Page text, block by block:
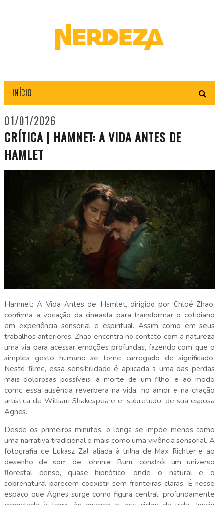
INÍCIO
01/01/2026
CRÍTICA | HAMNET: A VIDA ANTES DE
HAMLET
Hamnet: A Vida Antes de Hamlet, dirigido por Chloé Zhao,
confirma a vocação da cineasta para transformar o cotidiano
em experiência sensorial e espiritual. Assim como em seus
trabalhos anteriores, Zhao encontra no contato com a natureza
uma via para acessar emoções profundas, fazendo com que o
simples gesto humano se torne carregado de significado.
Neste filme, essa sensibilidade é aplicada a uma das perdas
mais dolorosas possíveis, a morte de um filho, e ao modo
como essa ausência reverbera na vida, no amor e na criação
artística de William Shakespeare e, sobretudo, de sua esposa
Agnes.
Desde os primeiros minutos, o longa se impõe menos como
uma narrativa tradicional e mais como uma vivência sensorial. A
fotografia de Lukasz Zal, aliada à trilha de Max Richter e ao
desenho de som de Johnnie Burn, constrói um universo
florestal denso, quase hipnótico, onde o natural e o
sobrenatural parecem coexistir sem fronteiras claras. É nesse
espaço que Agnes surge como figura central, profundamente